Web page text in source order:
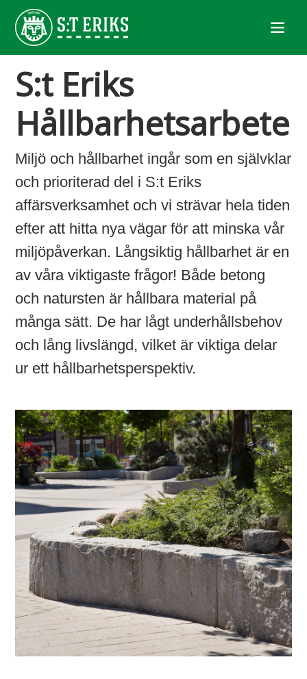
S:t Eriks
Hållbarhetsarbete
Miljö och hållbarhet ingår som en självklar
och prioriterad del i S:t Eriks
affärsverksamhet och vi strävar hela tiden
efter att hitta nya vägar för att minska vår
miljöpåverkan. Långsiktig hållbarhet är en
av våra viktigaste frågor! Både betong
och natursten är hållbara material på
många sätt. De har lågt underhållsbehov
och lång livslängd, vilket är viktiga delar
ur ett hållbarhetsperspektiv.